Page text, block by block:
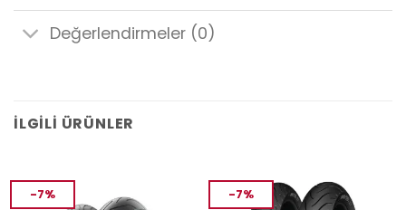
Değerlendirmeler (0)
İLGILI ÜRÜNLER
-7% -7%